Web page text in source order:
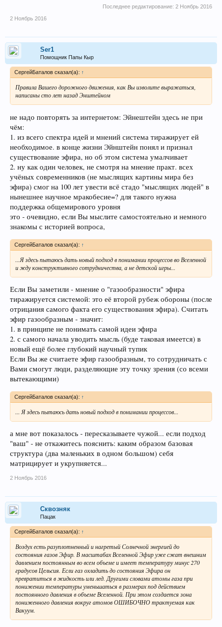
Последнее редактирование: 2 Ноябрь 2016
2 Ноябрь 2016
Ser1
Помощник Папы Кыр
СергейБаталов сказал(а): ↑
Правила Вашего дорожного движения, как Вы изволите выражаться,
написаны сто лет назад Энштейном
не надо повторять за интернетом: Эйнештейн здесь не при
чём:
1. из всего спектра идей и мнений система тиражирует ей
необходимое. в конце жизни Эйнштейн понял и признал
существование эфира, но об этом система умалчивает
2. ну как один человек, не смотря на мнение практ. всех
учёных современников (не мыслящих картины мира без
эфира) смог на 100 лет увести всё стадо "мыслящих людей" в
нынешнее научное мракобесие=? для такого нужна
поддержка общемирового уровня
это - очевидно, если Вы мыслите самостоятельно и немного
знакомы с историей вопроса,
СергейБаталов сказал(а): ↑
...Я здесь пытаюсь дать новый подход в понимании процессов во Вселенной
и жду конструктивного сотрудничества, а не детской игры...
Если Вы заметили - мнение о "газообразности" эфира
тиражируется системой: это её второй рубеж обороны (после
отрицания самого факта его существования эфира). Считать
эфир газообразным - значит:
1. в принципе не понимать самой идеи эфира
2. с самого начала уводить мысль (буде таковая имеется) в
новый ещё более глубокий научный тупик
Если Вы же считаете эфир газообразным, то сотрудничать с
Вами смогут люди, разделяющие эту точку зрения (со всеми
вытекающими)
СергейБаталов сказал(а): ↑
... Я здесь пытаюсь дать новый подход в понимании процессов...
а мне вот показалось - пересказываете чужой... если подход
"ваш" - не откажитесь пояснить: каким образом базовая
структура (два маленьких в одном большом) себя
матрицирует и укрупняется...
2 Ноябрь 2016
Сквозняк
Пацак
СергейБаталов сказал(а): ↑
Воздух есть разуплотненный и нагретый Солнечной энергией до
состояния газов Эфир. В масштабах Вселенной Эфир уже сжат внешним
давлением постоянным во всем объеме и имеет температуру минус 270
градусов Цельсия. Если газ охладить до состояния Эфира он
превратиться в жидкость или лед. Другими словами атомы газа при
понижении температуры уменьшаться в размерах под действием
постоянного давления в объеме Вселенной. При этом создается зона
пониженного давления вокруг атомов ОШИБОЧНО трактуемая как
Вакуум.